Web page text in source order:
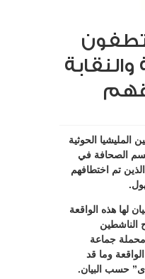
المليشيا الحوثية
الصحافة في
تم اختطافهم
لها هذه الواقعة
الناشطين
محملة جماعة
وما قد
حسب البيان.